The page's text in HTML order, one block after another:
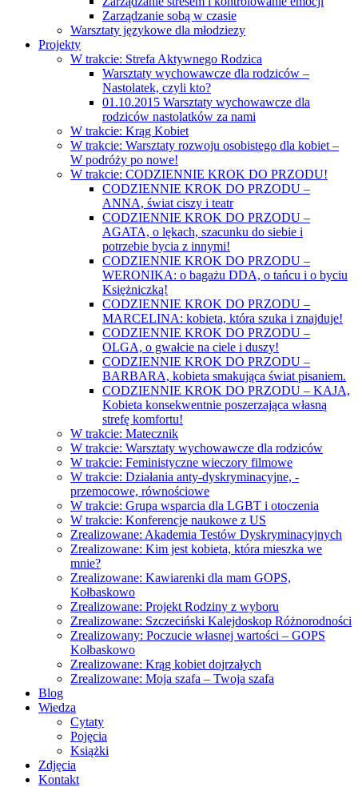
Zarządzanie sobą w czasie
Warsztaty językowe dla młodziezy
Projekty
W trakcie: Strefa Aktywnego Rodzica
Warsztaty wychowawcze dla rodziców –
Nastolatek, czyli kto?
01.10.2015 Warsztaty wychowawcze dla
rodziców nastolatków za nami
W trakcie: Krąg Kobiet
W trakcie: Warsztaty rozwoju osobistego dla kobiet –
W podróży po nowe!
W trakcie: CODZIENNIE KROK DO PRZODU!
CODZIENNIE KROK DO PRZODU –
ANNA, świat ciszy i teatr
CODZIENNIE KROK DO PRZODU –
AGATA, o lękach, szacunku do siebie i
potrzebie bycia z innymi!
CODZIENNIE KROK DO PRZODU –
WERONIKA: o bagażu DDA, o tańcu i o byciu
Księżniczką!
CODZIENNIE KROK DO PRZODU –
MARCELINA: kobieta, która szuka i znajduje!
CODZIENNIE KROK DO PRZODU –
OLGA, o gwałcie na ciele i duszy!
CODZIENNIE KROK DO PRZODU –
BARBARA, kobieta smakująca świat pisaniem.
CODZIENNIE KROK DO PRZODU – KAJA,
Kobieta konsekwentnie poszerzająca własną
strefę komfortu!
W trakcie: Matecznik
W trakcie: Warsztaty wychowawcze dla rodziców
W trakcie: Feministyczne wieczory filmowe
W trakcie: Działania anty-dyskryminacyjne, -
przemocowe, równościowe
W trakcie: Grupa wsparcia dla LGBT i otoczenia
W trakcie: Konferencje naukowe z US
Zrealizowane: Akademia Testów Dyskryminacyjnych
Zrealizowane: Kim jest kobieta, która mieszka we
mnie?
Zrealizowane: Kawiarenki dla mam GOPS,
Kołbaskowo
Zrealizowane: Projekt Rodziny z wyboru
Zrealizowane: Szczeciński Kalejdoskop Różnorodności
Zrealizowany: Poczucie własnej wartości – GOPS
Kołbaskowo
Zrealizowane: Krąg kobiet dojrzałych
Zrealizowane: Moja szafa – Twoja szafa
Blog
Wiedza
Cytaty
Pojęcia
Książki
Zdjęcia
Kontakt